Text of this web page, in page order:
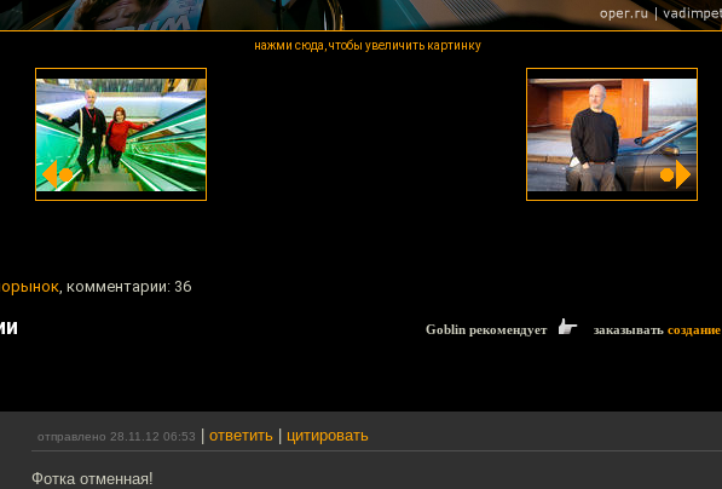
нажми сюда, чтобы увеличить картинку
, комментарии: 36
Goblin рекомендует заказывать
отправлено 28.11.12 06:53 ответить цитировать
Фотка отменная!